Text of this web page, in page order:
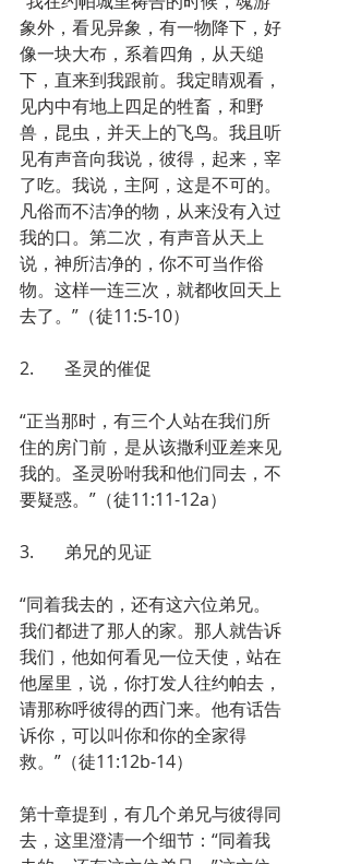
象外，看见异象，有一物降下，好
像一块大布，系着四角，从天缒
下，直来到我跟前。我定睛观看，
见内中有地上四足的牲畜，和野
兽，昆虫，并天上的飞鸟。我且听
见有声音向我说，彼得，起来，宰
了吃。我说，主阿，这是不可的。
凡俗而不洁净的物，从来没有入过
我的口。第二次，有声音从天上
说，神所洁净的，你不可当作俗
物。这样一连三次，就都收回天上
去了。”（徒11:5-10）
2.       圣灵的催促
“正当那时，有三个人站在我们所
住的房门前，是从该撒利亚差来见
我的。圣灵吩咐我和他们同去，不
要疑惑。”（徒11:11-12a）
3.       弟兄的见证
“同着我去的，还有这六位弟兄。
我们都进了那人的家。那人就告诉
我们，他如何看见一位天使，站在
他屋里，说，你打发人往约帕去，
请那称呼彼得的西门来。他有话告
诉你，可以叫你和你的全家得
救。”（徒11:12b-14）
第十章提到，有几个弟兄与彼得同
去，这里澄清一个细节：“同着我